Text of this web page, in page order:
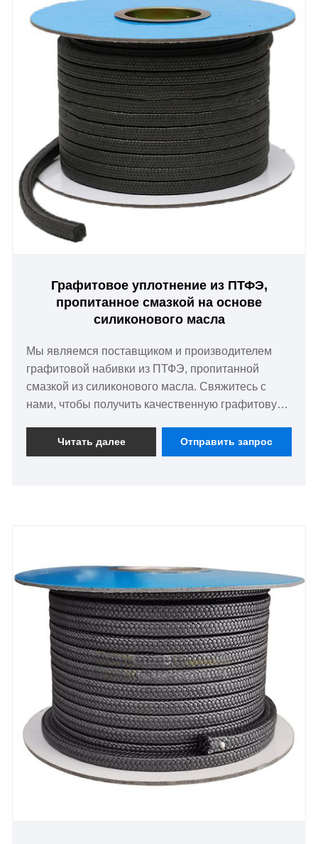
Графитовое уплотнение из ПТФЭ,
пропитанное смазкой на основе
силиконового масла
Мы являемся поставщиком и производителем
графитовой набивки из ПТФЭ, пропитанной
смазкой из силиконового масла. Свяжитесь с
нами, чтобы получить качественную графитовую
количество находится на складе.
Читать далее Отправить запрос